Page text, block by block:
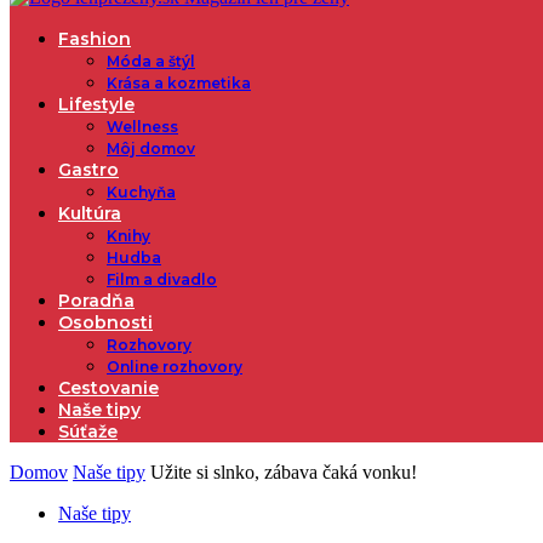
Fashion
Móda a štýl
Krása a kozmetika
Lifestyle
Wellness
Môj domov
Gastro
Kuchyňa
Kultúra
Knihy
Hudba
Film a divadlo
Poradňa
Osobnosti
Rozhovory
Online rozhovory
Cestovanie
Naše tipy
Súťaže
Domov Naše tipy Užite si slnko, zábava čaká vonku!
Naše tipy